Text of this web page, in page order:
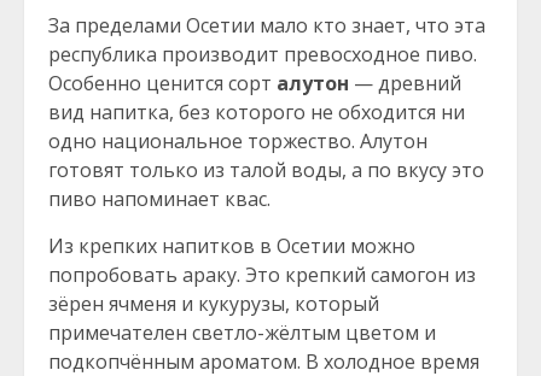
За пределами Осетии мало кто знает, что эта
республика производит превосходное пиво.
Особенно ценится сорт алутон — древний
вид напитка, без которого не обходится ни
одно национальное торжество. Алутон
готовят только из талой воды, а по вкусу это
пиво напоминает квас.
Из крепких напитков в Осетии можно
попробовать араку. Это крепкий самогон из
зёрен ячменя и кукурузы, который
примечателен светло-жёлтым цветом и
подкопчённым ароматом. В холодное время